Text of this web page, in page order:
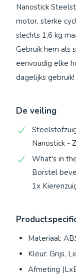
Nanostick
motor, sterke
slechts 1,6 kg
Gebruik hem als
eenvoudig elke
dagelijks gebruik!
De veiling
Nanostick -
What's in
Borstel
1x
Materiaal:
Kleur: Grijs,
Afmeting